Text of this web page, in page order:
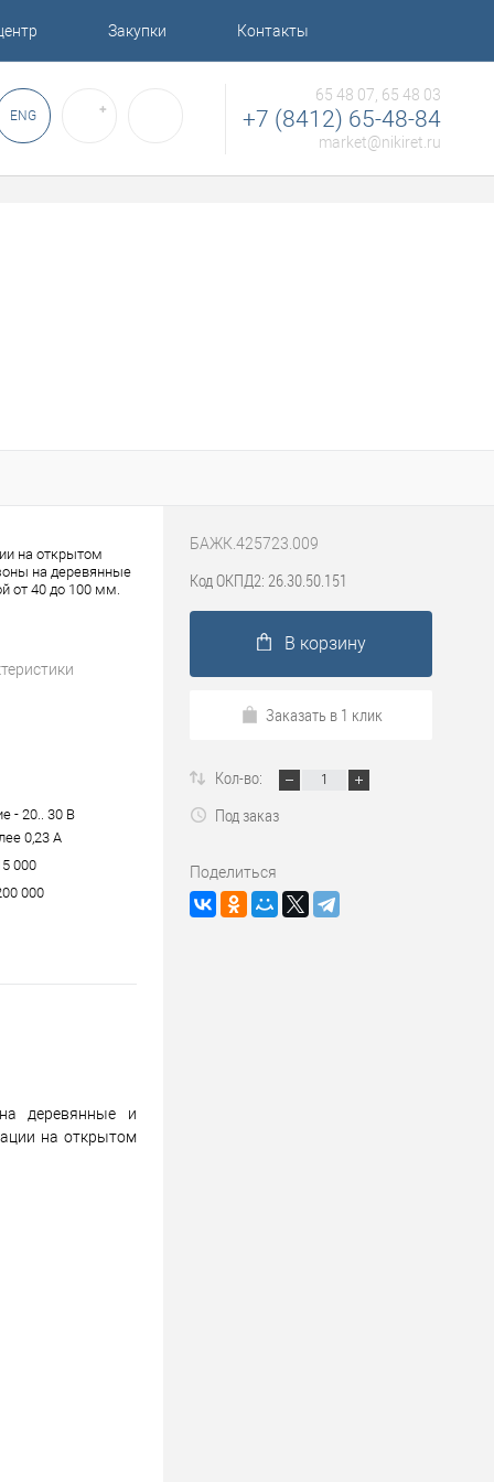
Закупки Контакты
ENG ✚
65 48 07, 65 48 03
+7 (8412) 65-48-84
market@nikiret.ru
на открытом
на деревянные
от 40 до 100 мм.
- 20.. 30 В
0,23 А
000
000
деревянные и
на открытом
БАЖК.425723.009
Код ОКПД2: 26.30.50.151
В корзину
Заказать в 1 клик
Кол-во:
Под заказ
Поделиться